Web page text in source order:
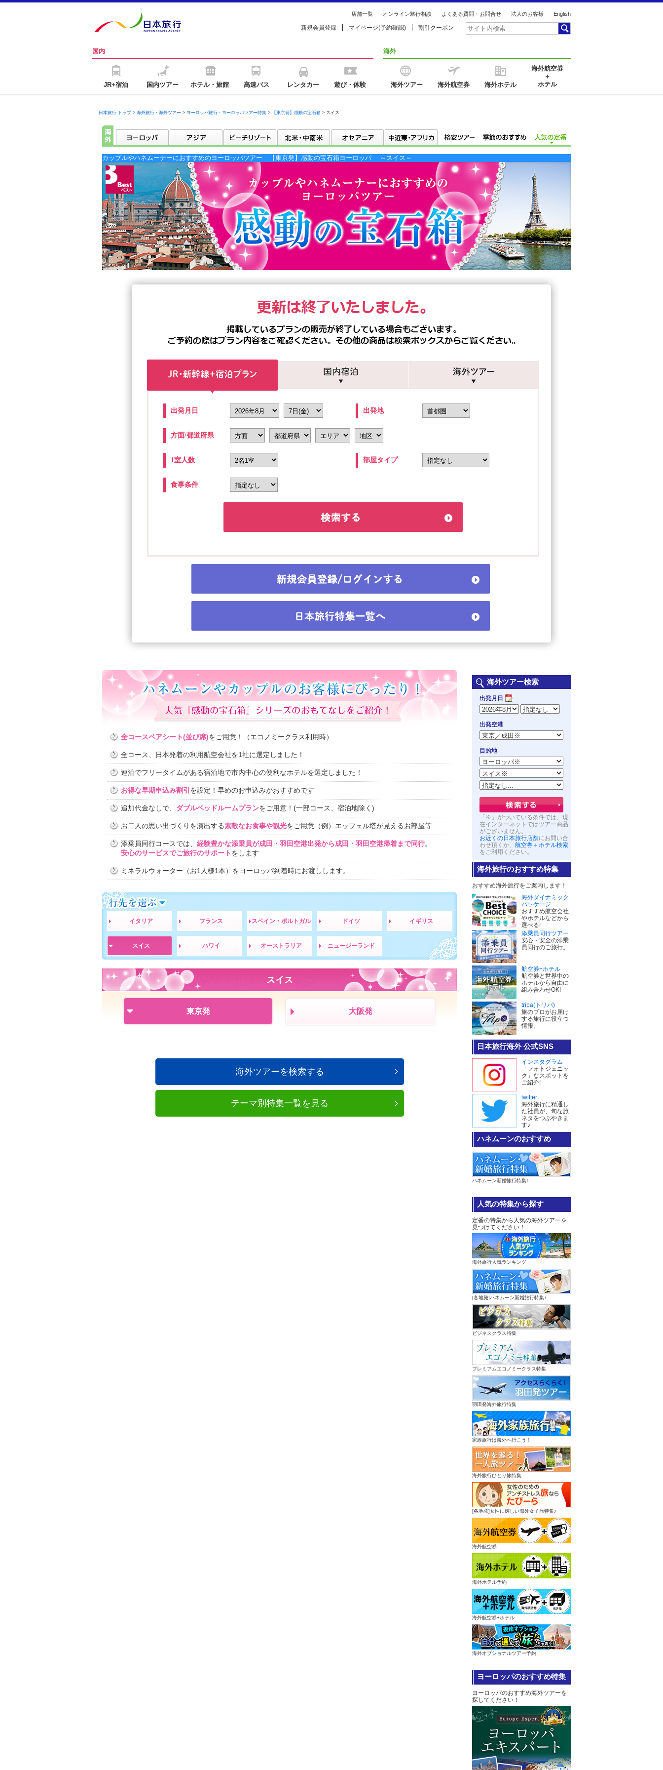
店舗一覧 オンライン旅行相談 よくある質問・お問合せ 法人のお客様 English
新規会員登録 マイページ(予約確認) 割引クーポン
国内
JR+宿泊 国内ツアー ホテル・旅館 高速バス レンタカー 遊び・体験
海外
海外ツアー 海外航空券 海外ホテル
海外航空券
＋
ホテル
日本旅行 トップ> 海外旅行・海外ツアー> ヨーロッパ旅行・ヨーロッパツアー特集> 【東京発】感動の宝石箱> スイス
カップルやハネムーナーにおすすめのヨーロッパツアー 【東京発】感動の宝石箱ヨーロッパ ～スイス～
全コースペアシート(並び席)をご用意！（エコノミークラス利用時）
全コース、日本発着の利用航空会社を1社に選定しました！
連泊でフリータイムがある宿泊地で市内中心の便利なホテルを選定しました！
お得な早期申込み割引 を設定！早めのお申込みがおすすめです
追加代金なしで、 ダブルベッドルームプランをご用意！(一部コース、宿泊地除く)
お二人の思い出づくりを演出する素敵なお食事や観光をご用意（例）エッフェル塔が見えるお部屋等
添乗員同行コースでは、 経験豊かな添乗員が成田・羽田空港出発から成田・羽田空港帰着まで同行。
安心のサービスでご旅行のサポート をします
ミネラルウォーター（お1人様1本）をヨーロッパ到着時にお渡しします。
イタリア フランス スペイン・ポルトガル ドイツ イギリス
スイス ハワイ オーストラリア ニュージーランド
スイス
東京発 大阪発
海外ツアーを検索する
テーマ別特集一覧を見る
海外ツアー検索
出発月日
出発空港
目的地
「※」がついている条件では、現
在インターネットではツアー商品
がございません。
お近くの日本旅行店舗にお問い合
わせ頂くか、 航空券＋ホテル検索
をご利用ください。
海外旅行のおすすめ特集
おすすめ海外旅行をご案内します！
海外ダイナミック
パッケージ
おすすめ航空会社
やホテルなどから
選べる!
添乗員同行ツアー
安心・安全の添乗
員同行のご旅行。
航空券+ホテル
航空券と世界中の
ホテルから自由に
組み合わせOK!
tripa(トリパ)
旅のプロがお届け
する旅行に役立つ
情報。
日本旅行海外 公式SNS
インスタグラム
「フォトジェニッ
ク」なスポットを
ご紹介!
twitter
海外旅行に精通し
た社員が、旬な旅
ネタをつぶやきま
す♪
ハネムーンのおすすめ
ハネムーン新婚旅行特集♪
人気の特集から探す
定番の特集から人気の海外ツアーを
見つけてください！
海外旅行人気ランキング
[各地発]ハネムーン新婚旅行特集♪
ビジネスクラス特集
プレミアムエコノミークラス特集
羽田発海外旅行特集
家族旅行は海外へ行こう！
海外旅行ひとり旅特集
[各地発]女性に嬉しい海外女子旅特集♪
海外航空券
海外ホテル予約
海外航空券+ホテル
海外オプショナルツアー予約
ヨーロッパのおすすめ特集
ヨーロッパのおすすめ海外ツアーを
探してください！